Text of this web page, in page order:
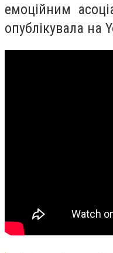
емоційним
опублікувала на